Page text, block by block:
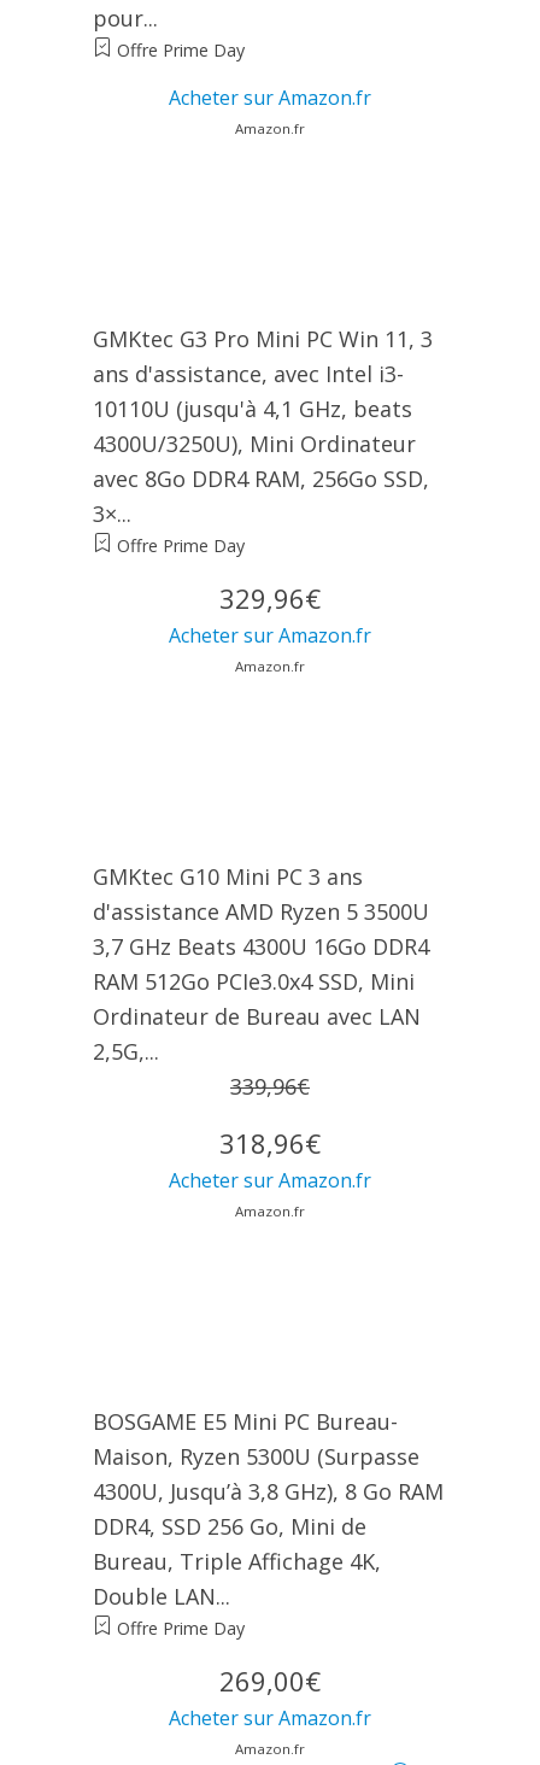
pour...
Offre Prime Day
Acheter sur Amazon.fr
Amazon.fr
GMKtec G3 Pro Mini PC Win 11, 3
ans d'assistance, avec Intel i3-
10110U (jusqu'à 4,1 GHz, beats
4300U/3250U), Mini Ordinateur
avec 8Go DDR4 RAM, 256Go SSD,
3×...
Offre Prime Day
329,96€
Acheter sur Amazon.fr
Amazon.fr
GMKtec G10 Mini PC 3 ans
d'assistance AMD Ryzen 5 3500U
3,7 GHz Beats 4300U 16Go DDR4
RAM 512Go PCIe3.0x4 SSD, Mini
Ordinateur de Bureau avec LAN
2,5G,...
339,96€
318,96€
Acheter sur Amazon.fr
Amazon.fr
BOSGAME E5 Mini PC Bureau-
Maison, Ryzen 5300U (Surpasse
4300U, Jusqu’à 3,8 GHz), 8 Go RAM
DDR4, SSD 256 Go, Mini de
Bureau, Triple Affichage 4K,
Double LAN...
Offre Prime Day
269,00€
Acheter sur Amazon.fr
Amazon.fr